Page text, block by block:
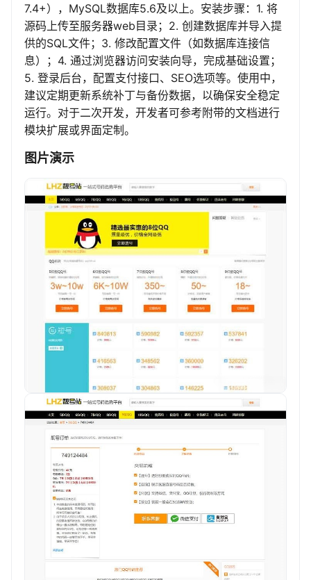
7.4+），MySQL数据库5.6及以上。安装步骤：1. 将
源码上传至服务器web目录；2. 创建数据库并导入提
供的SQL文件；3. 修改配置文件（如数据库连接信
息）；4. 通过浏览器访问安装向导，完成基础设置；
5. 登录后台，配置支付接口、SEO选项等。使用中，
建议定期更新系统补丁与备份数据，以确保安全稳定
运行。对于二次开发，开发者可参考附带的文档进行
模块扩展或界面定制。
图片演示